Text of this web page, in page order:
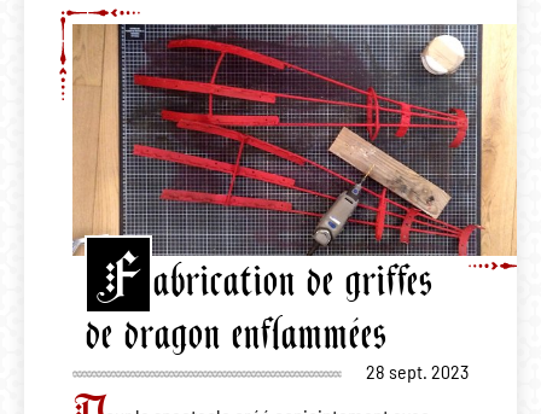
F abrication de griffes
de dragon enflammées
28 sept. 2023